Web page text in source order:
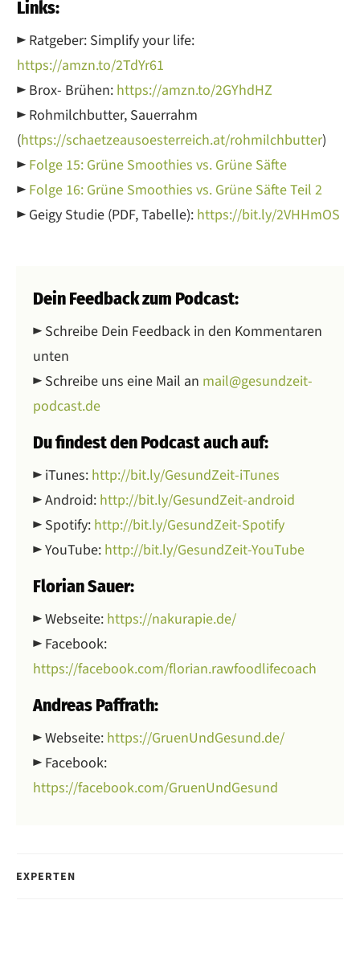
Links:
► Ratgeber: Simplify your life:
https://amzn.to/2TdYr61
► Brox- Brühen: https://amzn.to/2GYhdHZ
► Rohmilchbutter, Sauerrahm
(https://schaetzeausoesterreich.at/rohmilchbutter)
► Folge 15: Grüne Smoothies vs. Grüne Säfte
► Folge 16: Grüne Smoothies vs. Grüne Säfte Teil 2
► Geigy Studie (PDF, Tabelle): https://bit.ly/2VHHmOS
Dein Feedback zum Podcast:
► Schreibe Dein Feedback in den Kommentaren
unten
► Schreibe uns eine Mail an mail@gesundzeit-
podcast.de
Du findest den Podcast auch auf:
► iTunes: http://bit.ly/GesundZeit-iTunes
► Android: http://bit.ly/GesundZeit-android
► Spotify: http://bit.ly/GesundZeit-Spotify
► YouTube: http://bit.ly/GesundZeit-YouTube
Florian Sauer:
► Webseite: https://nakurapie.de/
► Facebook:
https://facebook.com/florian.rawfoodlifecoach
Andreas Paffrath:
► Webseite: https://GruenUndGesund.de/
► Facebook:
https://facebook.com/GruenUndGesund
EXPERTEN